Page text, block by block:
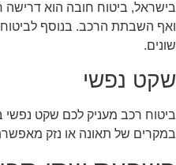
בישראל, ביטוח חובה הוא דרישה
ואף השבתת הרכב. בנוסף לביטוח
שונים.
שקט נפשי
ביטוח רכב מעניק לכם שקט נפשי
במקרים של תאונה או נזק